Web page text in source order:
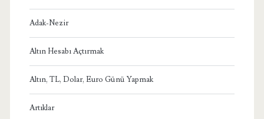
Adak-Nezir
Altın Hesabı Açtırmak
Altın, TL, Dolar, Euro Günü Yapmak
Artıklar